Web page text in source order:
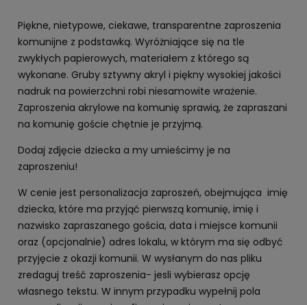
Piękne, nietypowe, ciekawe, transparentne zaproszenia
komunijne z podstawką. Wyróżniające się na tle
zwykłych papierowych, materiałem z którego są
wykonane. Gruby sztywny akryl i piękny wysokiej jakości
nadruk na powierzchni robi niesamowite wrażenie.
Zaproszenia akrylowe na komunię sprawią, że zapraszani
na komunię goście chętnie je przyjmą.
Dodaj zdjęcie dziecka a my umieścimy je na
zaproszeniu!
W cenie jest personalizacja zaproszeń, obejmująca imię
dziecka, które ma przyjąć pierwszą komunię, imię i
nazwisko zapraszanego gościa, data i miejsce komunii
oraz (opcjonalnie) adres lokalu, w którym ma się odbyć
przyjęcie z okazji komunii. W wysłanym do nas pliku
zredaguj treść zaproszenia- jesli wybierasz opcję
własnego tekstu. W innym przypadku wypełnij pola